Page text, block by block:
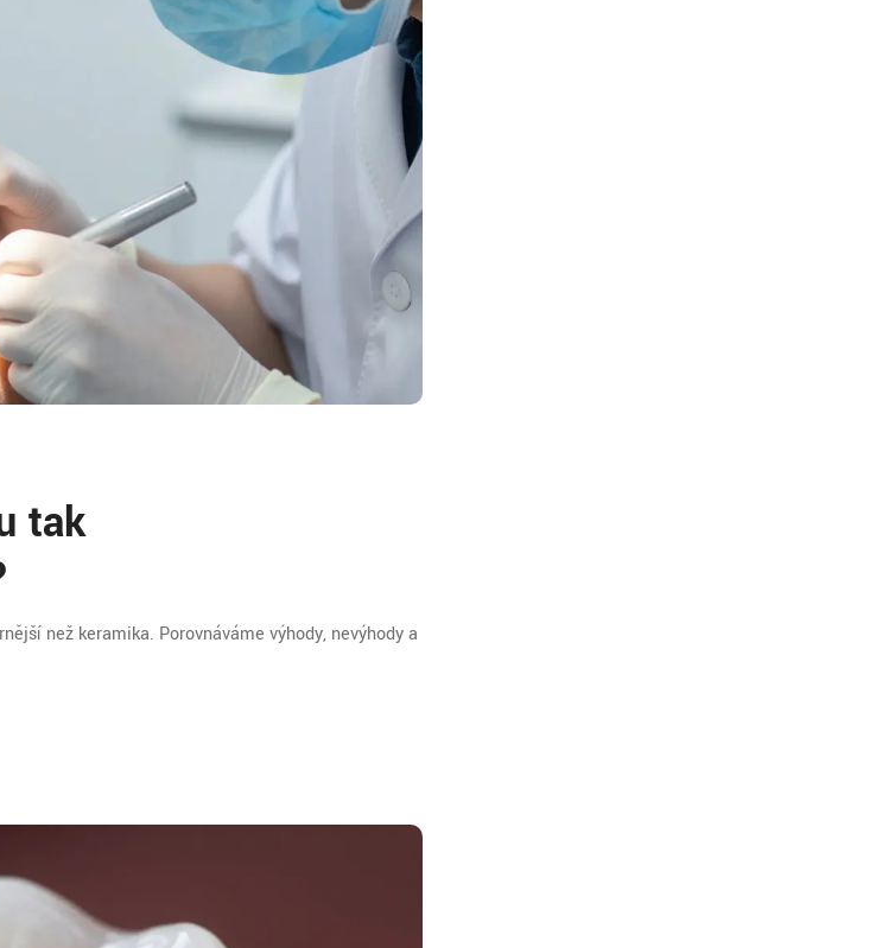
tak
než keramika. Porovnáváme výhody, nevýhody a